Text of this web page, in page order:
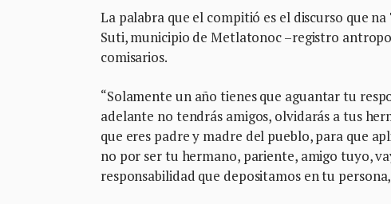
La palabra que el compitió es el discurso que
Suti, municipio de Metlatonoc –registro
comisarios.
“Solamente un año tienes que aguantar tu
adelante no tendrás amigos, olvidarás a tus
que eres padre y madre del pueblo, para que
no por ser tu hermano, pariente, amigo tuyo,
responsabilidad que depositamos en tu